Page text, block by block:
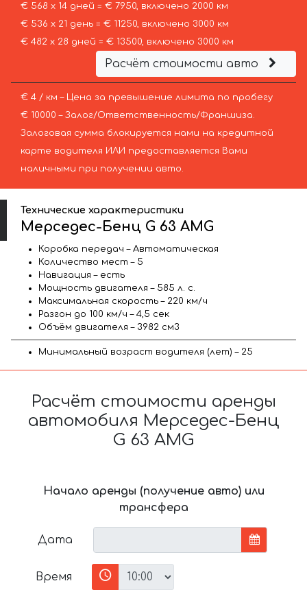
€ 568 х 14 дней = € 7950, включено 2000 км
€ 536 х 21 день = € 11250, включено 3000 км
€ 482 х 28 дней = € 13500, включено 3000 км
Расчёт стоимости авто
€ 4 / км – Цена за превышение лимита по пробегу
€ 10000 – Залог/Ответственность/Франшиза.
Залоговая сумма блокируется нами на кредитной
карте водителя ИЛИ предоставляется Вами
наличными при получении авто.
Технические характеристики
Мерседес-Бенц G 63 AMG
Коробка передач – Автоматическая
Количество мест – 5
Навигация – есть
Мощность двигателя – 585 л. с.
Максимальная скорость – 220 км/ч
Разгон до 100 км/ч – 4,5 сек
Объём двигателя – 3982 см3
Минимальный возраст водителя (лет) – 25
Расчёт стоимости аренды
автомобиля Мерседес-Бенц
G 63 AMG
Начало аренды (получение авто) или
трансфера
Дата
Время